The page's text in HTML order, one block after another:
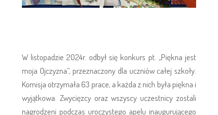
W listopadzie 2024r. odbył się konkurs pt. „Piękna jest
moja Ojczyzna”, przeznaczony dla uczniów całej szkoły.
Komisja otrzymała 63 prace, a każda z nich była piękna i
wyjątkowa. Zwycięzcy oraz wszyscy uczestnicy zostali
nagrodzeni podczas uroczystego apelu inaugurującego